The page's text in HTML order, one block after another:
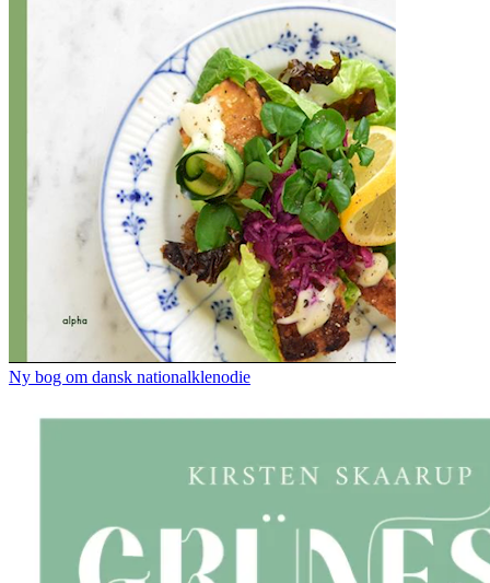
Ny bog om dansk nationalklenodie